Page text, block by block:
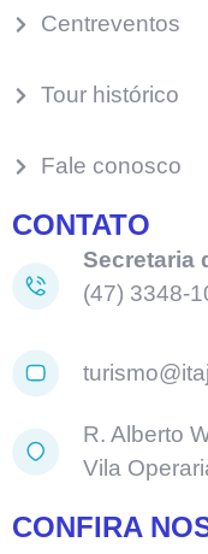
Centreventos
Tour histórico
Fale conosco
CONTATO
Secretaria
(47) 3348-
R. Alberto
Vila
CONFIRA